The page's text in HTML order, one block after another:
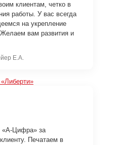
клиентам, четко в
работы. У вас всегда
на укрепление
вам развития и
Е.А.
«А-Цифра» за
Печатаем в